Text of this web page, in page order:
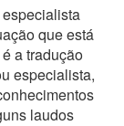
que está
a tradução
especialista,
laudos